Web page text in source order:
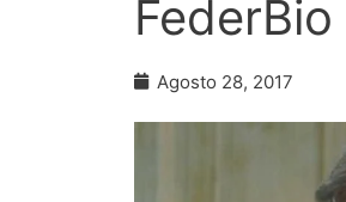
FederBio
Agosto 28, 2017